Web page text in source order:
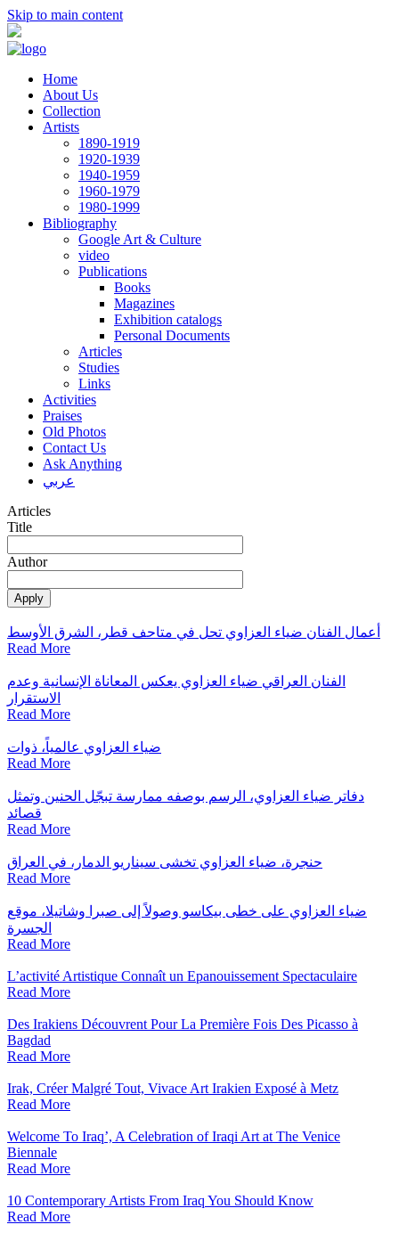
Skip to main content
Home
About Us
Collection
Artists
1890-1919
1920-1939
1940-1959
1960-1979
1980-1999
Bibliography
Google Art & Culture
video
Publications
Books
Magazines
Exhibition catalogs
Personal Documents
Articles
Studies
Links
Activities
Praises
Old Photos
Contact Us
Ask Anything
عربي
Articles
Title
Author
أعمال الفنان ضياء العزاوي تحل في متاحف قطر، الشرق الأوسط
Read More
الفنان العراقي ضياء العزاوي يعكس المعاناة الإنسانية وعدم
الاستقرار
Read More
ضياء العزاوي عالمياً، ذوات
Read More
دفاتر ضياء العزاوي، الرسم بوصفه ممارسة تبجّل الحنين وتمثل
قصائد
Read More
حنجرة، ضياء العزاوي تخشى سيناريو الدمار، في العراق
Read More
ضياء العزاوي على خطى بيكاسو وصولاً إلى صبرا وشاتيلا، موقع
الجسرة
Read More
L’activité Artistique Connaît un Epanouissement Spectaculaire
Read More
Des Irakiens Découvrent Pour La Première Fois Des Picasso à
Bagdad
Read More
Irak, Créer Malgré Tout, Vivace Art Irakien Exposé à Metz
Read More
Welcome To Iraq’, A Celebration of Iraqi Art at The Venice
Biennale
Read More
10 Contemporary Artists From Iraq You Should Know
Read More